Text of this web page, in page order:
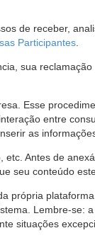
de receber,
Participantes
sua
Esse
entre
as
etc. Antes de
seu conteúdo
própria
Lembre-se:
situações